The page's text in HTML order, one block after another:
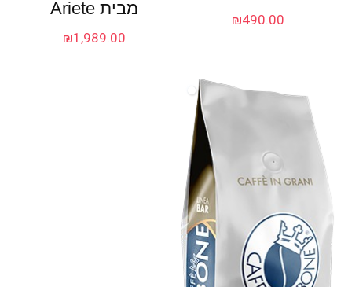
₪490.00
מבית Ariete
₪1,989.00